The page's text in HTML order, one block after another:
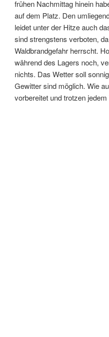
frühen Nachmittag hinein
auf dem Platz. Den
leidet unter der Hitze auch
sind strengstens verboten,
Waldbrandgefahr herrscht.
während des Lagers noch,
nichts. Das Wetter soll
Gewitter sind möglich. Wie
vorbereitet und trotzen jedem